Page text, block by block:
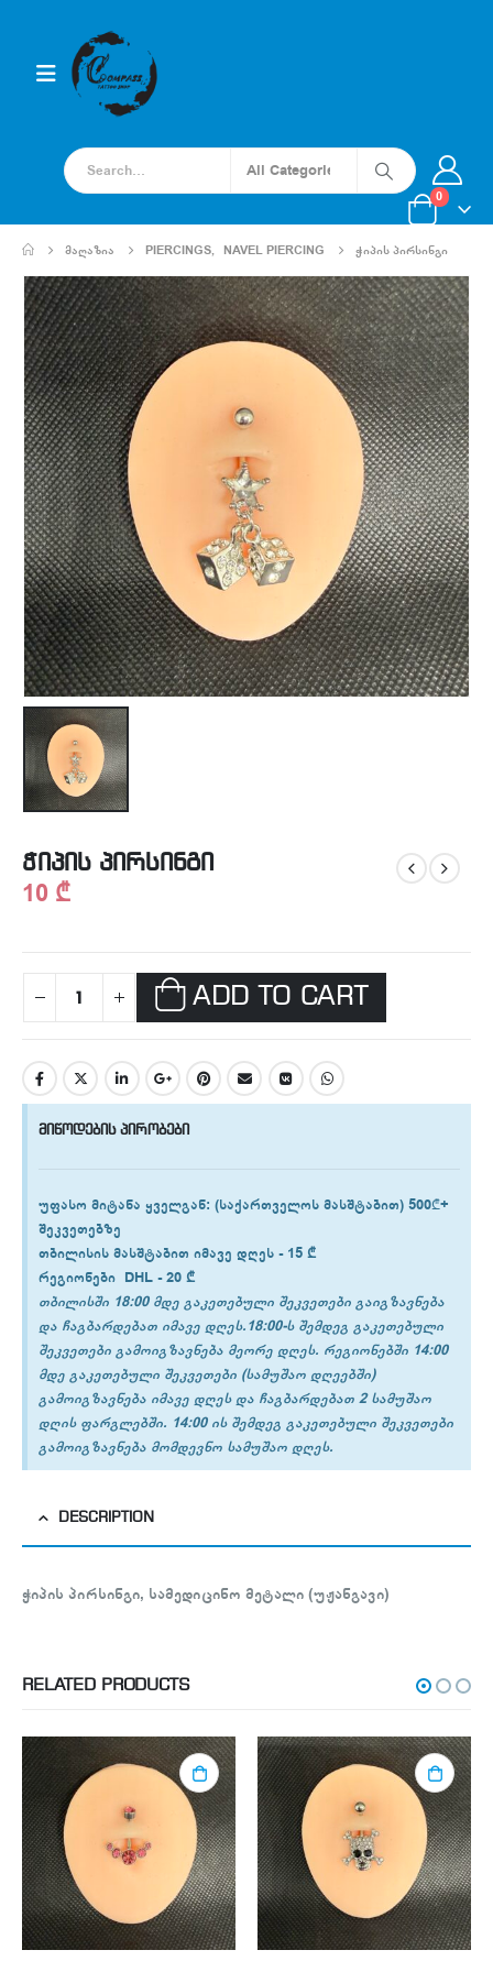
0
ᲛᲐᲦᲐᲖᲘᲐ PIERCINGS, NAVEL PIERCING ᲭᲘᲞᲘᲡ ᲞᲘᲠᲡᲘᲜᲒᲘ
ჭიპის პირსინგი
10 ₾
ADD TO CART
მიწოდების პირობები
უფასო მიტანა ყველგან: (საქართველოს მასშტაბით) 500₾+
შეკვეთებზე
თბილისის მასშტაბით იმავე დღეს -15 ₾
რეგიონები DHL -20 ₾
თბილისში 18:00 მდე გაკეთებული შეკვეთები გაიგზავნება
და ჩაგბარდებათ იმავე დღეს.18:00-ს შემდეგ გაკეთებული
შეკვეთები გამოიგზავნება მეორე დღეს. რეგიონებში 14:00
მდე გაკეთებული შეკვეთები (სამუშაო დღეებში)
გამოიგზავნება იმავე დღეს და ჩაგბარდებათ 2 სამუშაო
დღის ფარგლებში. 14:00 ის შემდეგ გაკეთებული შეკვეთები
გამოიგზავნება მომდევნო სამუშაო დღეს.
DESCRIPTION
ჭიპის პირსინგი, სამედიცინო მეტალი (უჟანგავი)
RELATED PRODUCTS